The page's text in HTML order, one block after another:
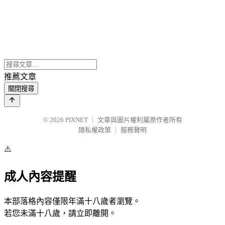
推薦文章
關閉搜尋
© 2026 PIXNET
文章與圖片權利屬原作者所有
隱私權政策
服務聲明
⚠️
成人內容提醒
本部落格內容僅限年滿十八歲者瀏覽。
若您未滿十八歲，請立即離開。